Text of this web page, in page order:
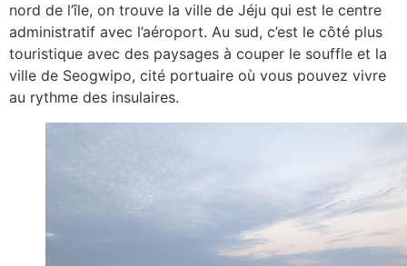
nord de l’île, on trouve la ville de Jéju qui est le centre
administratif avec l’aéroport. Au sud, c’est le côté plus
touristique avec des paysages à couper le souffle et la
ville de Seogwipo, cité portuaire où vous pouvez vivre
au rythme des insulaires.